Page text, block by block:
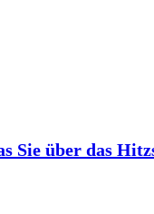
Sie über das